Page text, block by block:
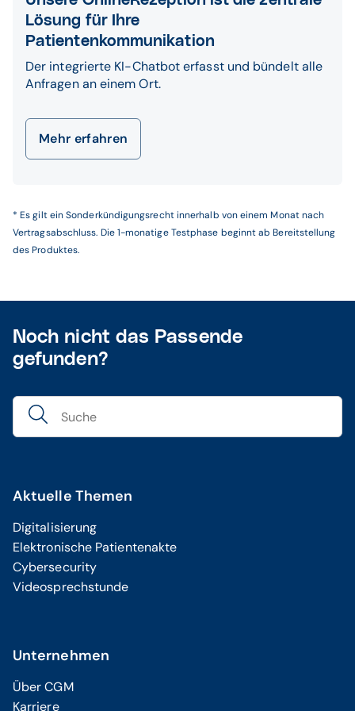
Lösung für Ihre
Patientenkommunikation
Der integrierte KI-Chatbot erfasst und bündelt alle
Anfragen an einem Ort.
Mehr erfahren
* Es gilt ein Sonderkündigungsrecht innerhalb von einem Monat nach
Vertragsabschluss. Die 1-monatige Testphase beginnt ab Bereitstellung
des Produktes.
Noch nicht das Passende
gefunden?
Aktuelle Themen
Digitalisierung
Elektronische Patientenakte
Cybersecurity
Videosprechstunde
Unternehmen
Über CGM
Karriere